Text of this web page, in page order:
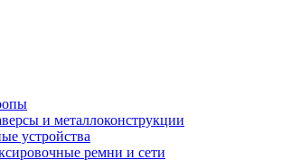
и металлоконструкции
устройства
ремни и сети